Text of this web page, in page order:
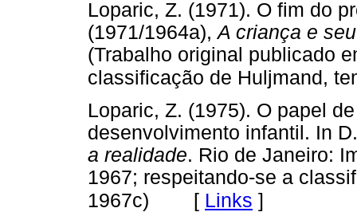
Loparic, Z. (1971). O fim do
(1971/1964a),A criança e
(Trabalho original publicado
classificação de Huljmand,
Loparic, Z. (1975). O papel
desenvolvimento infantil. In
a realidade. Rio de Janeiro:
1967; respeitando-se a
1967c) [ Links ]